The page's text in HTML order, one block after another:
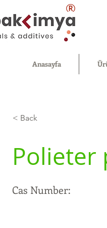
®
Anasayfa
< Back
Polieter
Cas Number: